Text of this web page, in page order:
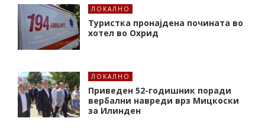
ЛОКАЛНО
Туристка пронајдена почината во
хотел во Охрид
ЛОКАЛНО
Приведен 52-годишник поради
вербални навреди врз Мицкоски
за Илинден